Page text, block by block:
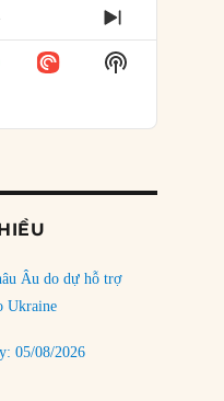
quỹ đầu tư mạo
chính trị của vốn
Kinh ở Biển Đông
nhỏ sẽ luôn
NEXT
EPISODE
Show
Podcast
Âu do dự hỗ trợ
Ukraine
05/08/2026